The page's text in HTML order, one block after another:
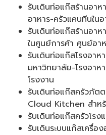
รับเดินท่อแก๊สร้านอา
อาหาร-ครัวแคนทีนใน
รับเดินท่อแก๊สร้านอา
ในศูนย์การค้า ศูนย์อา
รับเดินท่อแก๊สโรงอาห
มหาวิทยาลัย-โรงอาห
โรงงาน
รับเดินท่อแก๊สครัวภัต
Cloud Kitchen สำห
รับเดินท่อแก๊สครัวโรง
รับเดินระบบแก๊สเครื่อ